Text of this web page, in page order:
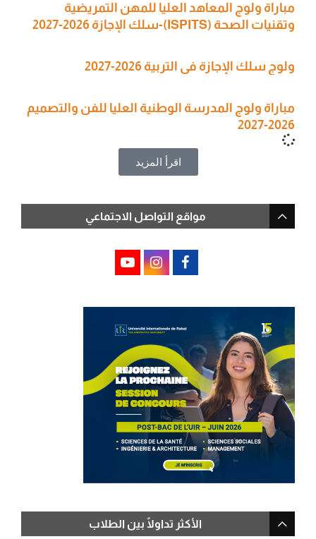
مباراة ولوج المعاهد العليا للمهن التمريضية
وتقنيات الصحة (ISPITS)-سلك الإجازة 2026-2027
ولوج سلك الإجازة في التربية 2026-2027
مباراة ولوج المدرسة الوطنية العليا للفن والتصميم
2026-2027
اقرأ المزيد
مواقع التواصل الاجتماعي
الأكثر تداولًا بين الطلاب